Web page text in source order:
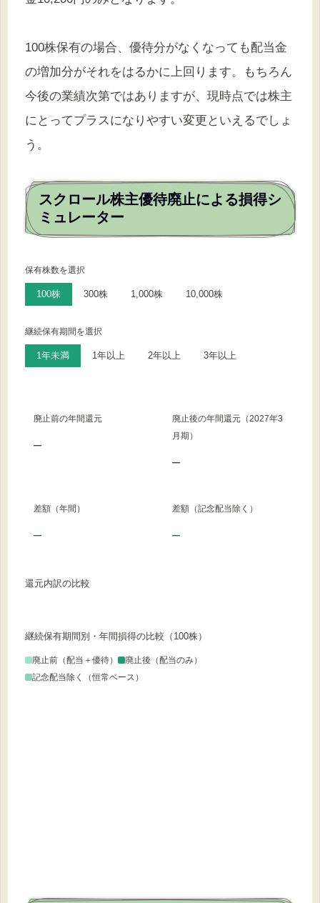
100株保有の場合、優待分がなくなっても配当金
の増加分がそれをはるかに上回ります。もちろん
今後の業績次第ではありますが、現時点では株主
にとってプラスになりやすい変更といえるでしょ
う。
スクロール株主優待廃止による損得シ
ミュレーター
保有株数を選択
100株 300株 1,000株 10,000株
継続保有期間を選択
1年未満 1年以上 2年以上 3年以上
廃止前の年間還元
–
廃止後の年間還元（2027年3
月期）
–
差額（年間）
–
差額（記念配当除く）
–
還元内訳の比較
継続保有期間別・年間損得の比較（ 100株）
廃止前（配当＋優待）
廃止後（配当のみ）
記念配当除く（恒常ベース）